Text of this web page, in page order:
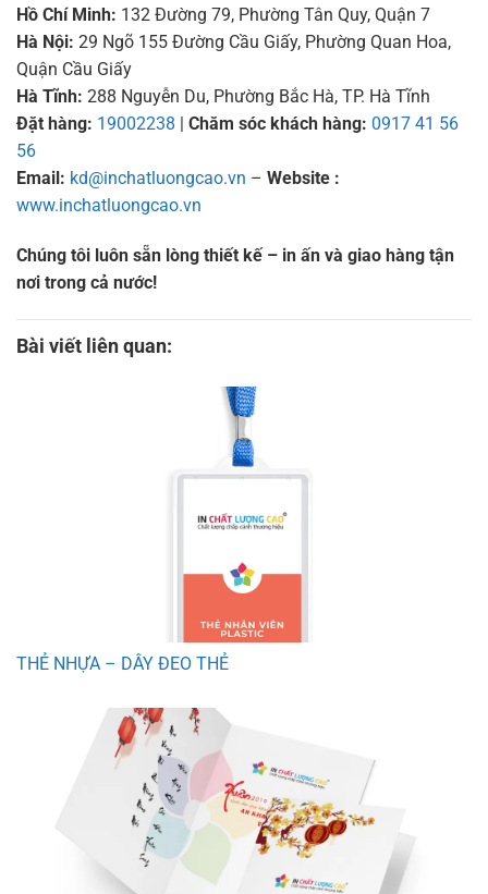
Hồ Chí Minh: 132 Đường 79, Phường Tân Quy, Quận 7
Hà Nội: 29 Ngõ 155 Đường Cầu Giấy, Phường Quan Hoa,
Quận Cầu Giấy
Hà Tĩnh: 288 Nguyễn Du, Phường Bắc Hà, TP. Hà Tĩnh
Đặt hàng: 19002238 | Chăm sóc khách hàng: 0917 41 56
56
Email: kd@inchatluongcao.vn – Website :
www.inchatluongcao.vn
Chúng tôi luôn sẵn lòng thiết kế – in ấn và giao hàng tận
nơi trong cả nước!
Bài viết liên quan:
THẺ NHỰA – DÂY ĐEO THẺ